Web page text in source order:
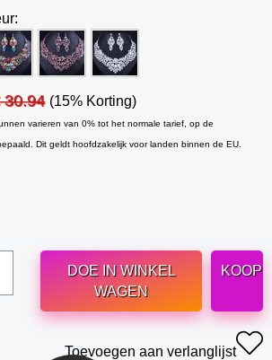
30.94 (15% Korting)
varieren van 0% tot het normale tarief, op de
Dit geldt hoofdzakelijk voor landen binnen de EU.
DOE IN WINKEL
WAGEN
KOOP
Toevoegen aan verlanglijst